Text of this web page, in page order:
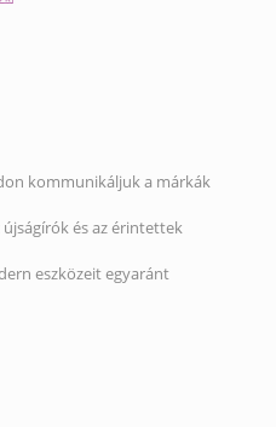
kommunikáljuk a márkák
és az érintettek
eszközeit egyaránt